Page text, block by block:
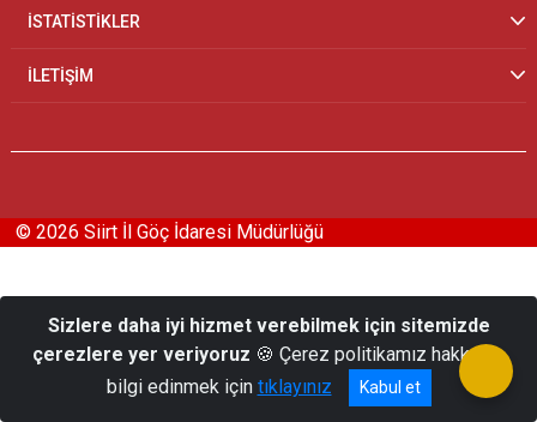
İSTATİSTİKLER
İLETİŞİM
© 2026 Siirt İl Göç İdaresi Müdürlüğü
Sizlere daha iyi hizmet verebilmek için sitemizde
çerezlere yer veriyoruz 🍪 Çerez politikamız hakkında
bilgi edinmek için tıklayınız Kabul et